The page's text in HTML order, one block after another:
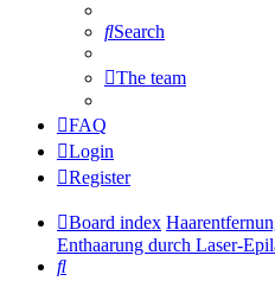
Search
The team
FAQ
Login
Register
Board index
Enthaarung durch Laser-
Search